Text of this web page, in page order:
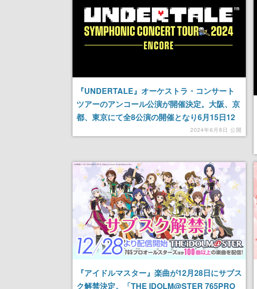
『UNDERTALE』オーケストラ・コンサート
ツアーのアンコール公演が開催決定。大阪、京
都、東京にて全8公演の開催となり6月15日12
時よりオフィシャル先行受付開始2024年6月8日 公開
『アイドルマスター』楽曲が12月28日にサブス
ク解禁決定。「THE IDOLM@STER 765PRO